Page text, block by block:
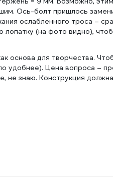
Ось-болт пришлось
ослабленного троса –
(на фото видно),
основа для творчества.
удобнее). Цена вопроса –
не знаю. Конструкция